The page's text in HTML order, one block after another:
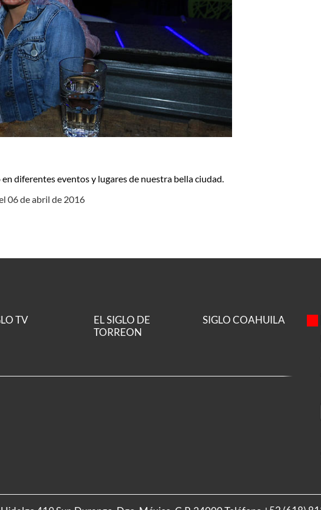
diferentes eventos y lugares de nuestra bella ciudad.
06 de abril de 2016
TV
EL SIGLO DE
TORREON
SIGLO COAHUILA